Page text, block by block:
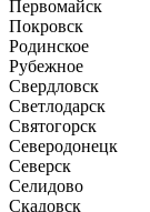
Первомайск
Покровск
Родинское
Рубежное
Свердловск
Светлодарск
Святогорск
Северодонецк
Северск
Селидово
Скадовск